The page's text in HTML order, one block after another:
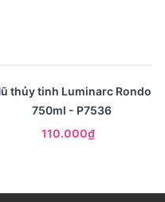
Xem nhanh
thủy tinh Luminarc Rondo
750ml - P7536
110.000₫